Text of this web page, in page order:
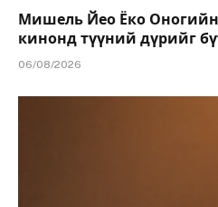
Мишель Йео Ёко
кинонд түүний дүрийг
06/08/2026